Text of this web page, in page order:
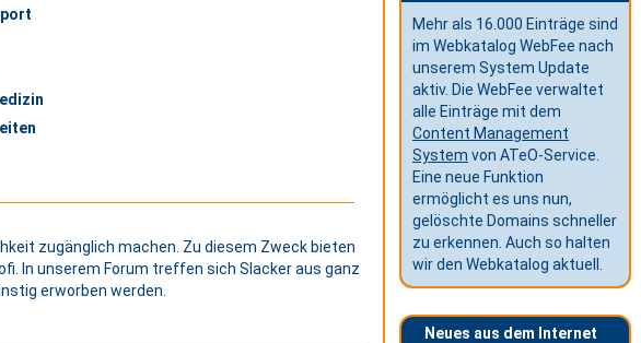
zugänglich machen. Zu diesem Zweck bieten
In unserem Forum treffen sich Slacker aus ganz
erworben werden.
Mehr als 16.000 Einträge sind
im Webkatalog WebFee nach
unserem System Update
aktiv. Die WebFee verwaltet
alle Einträge mit dem
Content Management
System von ATeO-Service.
Eine neue Funktion
ermöglicht es uns nun,
gelöschte Domains schneller
zu erkennen. Auch so halten
wir den Webkatalog aktuell.
Neues aus dem Internet